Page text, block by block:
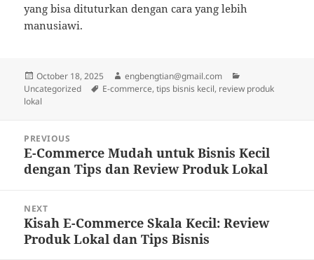
yang bisa dituturkan dengan cara yang lebih
manusiawi.
Posted
on
October 18, 2025 Author
engbengtian@gmail.com
Uncategorized
Tags
E-commerce, tips bisnis kecil, review produk
lokal
navigation
PREVIOUS
Previous
post:
E-Commerce Mudah untuk Bisnis Kecil
dengan Tips dan Review Produk Lokal
NEXT
Next
post:
Kisah E-Commerce Skala Kecil: Review
Produk Lokal dan Tips Bisnis